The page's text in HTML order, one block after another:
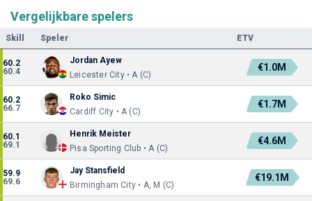
Vergelijkbare spelers
Skill Speler ETV
60.2
60.4
Jordan Ayew
Leicester City • A (C)
€1.0M
60.2
66.7
Roko Simic
Cardiff City • A (C)
€1.7M
60.1
69.1
Henrik Meister
Pisa Sporting Club • A (C)
€4.6M
59.9
69.6
Jay Stansfield
Birmingham City • A, M (C)
€19.1M